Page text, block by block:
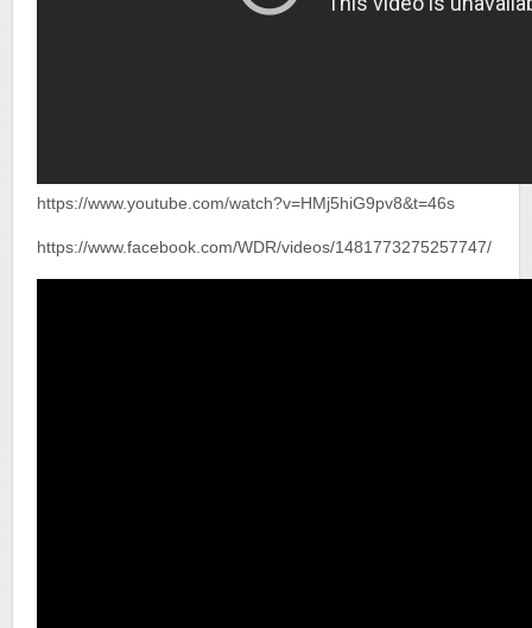
https://www.youtube.com/watch?v=HMj5hiG9pv8&t=46s
https://www.facebook.com/WDR/videos/1481773275257747/